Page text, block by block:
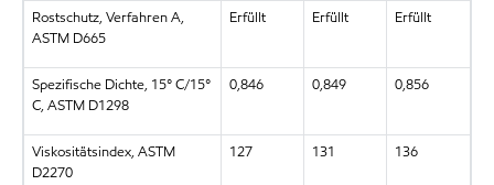
Rostschutz, Verfahren A,
ASTM D665
Erfüllt Erfüllt Erfüllt
Spezifische Dichte, 15° C/15°
C, ASTM D1298
0,846 0,849 0,856
Viskositätsindex, ASTM
D2270
127 131 136